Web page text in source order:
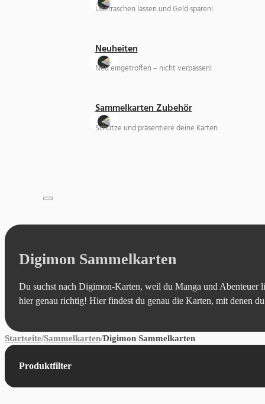
Überraschen lassen und Geld sparen!
Neuheiten
Neu eingetroffen – nicht verpassen!
Sammelkarten Zubehör
Schütze und präsentiere deine Karten
Digimon Sammelkarten
Du suchst nach Digimon-Karten, weil du Manga und Abenteuer
hier genau richtig! Hier findest du genau die Karten, mit denen
Startseite/Sammelkarten/Digimon Sammelkarten
Produktfilter